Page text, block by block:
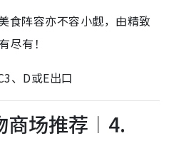
食阵容亦不容小觑，由精致
尽有！
、D或E出口
商场推荐︱4.